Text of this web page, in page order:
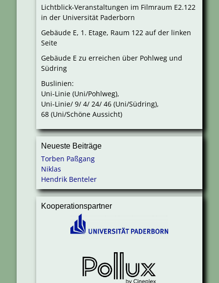
Lichtblick-Veranstaltungen im Filmraum E2.122
in der Universität Paderborn
Gebäude E, 1. Etage, Raum 122 auf der linken
Seite
Gebäude E zu erreichen über Pohlweg und
Südring
Buslinien:
Uni-Linie (Uni/Pohlweg),
Uni-Linie/ 9/ 4/ 24/ 46 (Uni/Südring),
68 (Uni/Schöne Aussicht)
Neueste Beiträge
Torben Paßgang
Niklas
Hendrik Benteler
Kooperationspartner